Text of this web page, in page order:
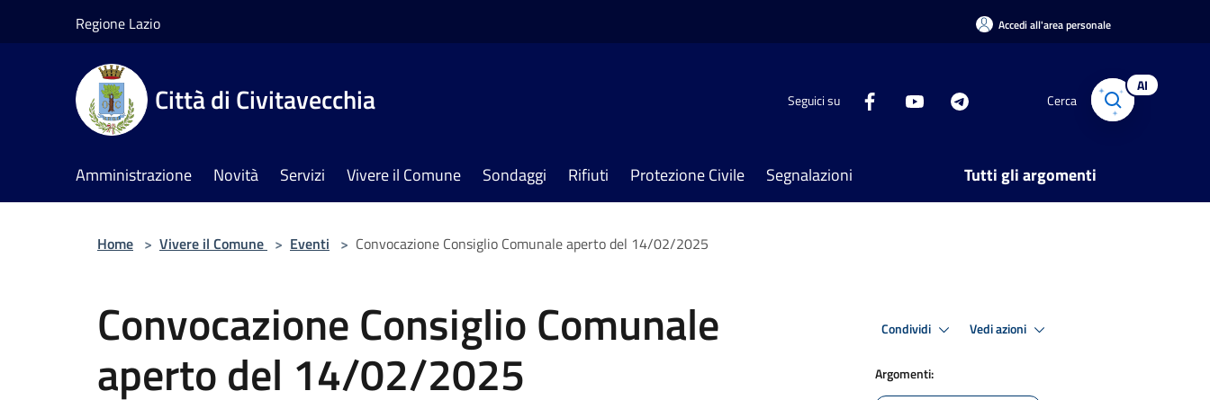
Regione Lazio Accedi all'area personale
Città di Civitavecchia Seguici su Cerca
AI
Amministrazione Novità Servizi Vivere il Comune Sondaggi Rifiuti Protezione Civile Segnalazioni Tutti gli argomenti
Home > Vivere il Comune > Eventi > Convocazione Consiglio Comunale aperto del 14/02/2025
Convocazione Consiglio Comunale
aperto del 14/02/2025
Condividi Vedi azioni
Argomenti: